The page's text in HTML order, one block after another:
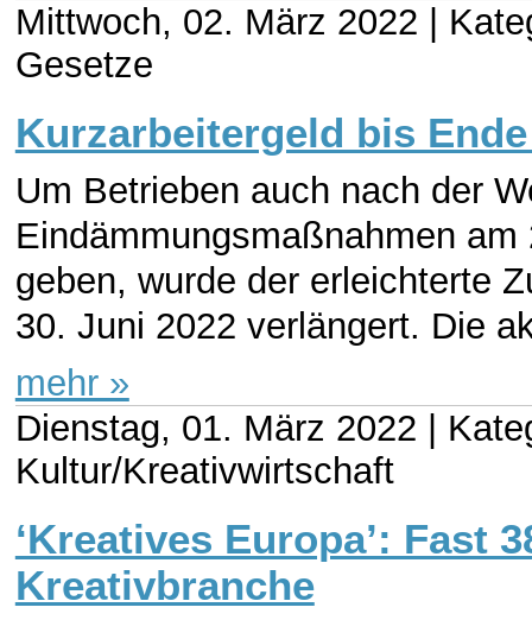
Mittwoch, 02. März 2022 |
Gesetze
Kurzarbeitergeld bis
Um Betrieben auch nach der
Eindämmungsmaßnahmen
geben, wurde der erleichterte
30. Juni 2022 verlängert. Die
mehr »
Dienstag, 01. März 2022 |
Kultur/Kreativwirtschaft
‘Kreatives Europa’: Fast
Kreativbranche